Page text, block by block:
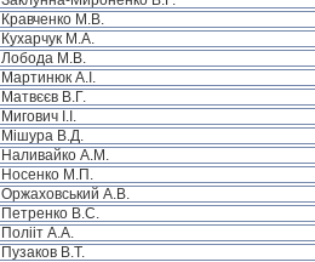
Кравченко М.В.
Кухарчук М.А.
Лобода М.В.
Мартинюк А.І.
Матвєєв В.Г.
Мигович І.І.
Мішура В.Д.
Наливайко А.М.
Носенко М.П.
Оржаховський А.В.
Петренко В.С.
Полііт А.А.
Пузаков В.Т.